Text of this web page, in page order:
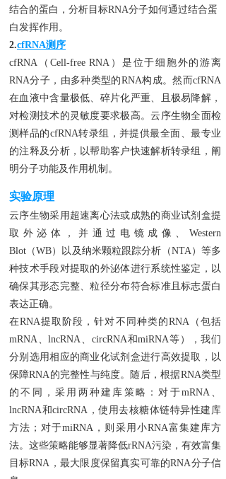
结合的蛋白，分析目标RNA分子如何通过结合蛋
白发挥作用。
2.cfRNA测序
cfRNA（Cell-free RNA）是位于细胞外的游离
RNA分子，由多种类型的RNA构成。然而cfRNA
在血液中含量极低、碎片化严重、且极易降解，
对检测技术的灵敏度要求极高。云序生物全面检
测样品的cfRNA转录组，并提供最全面、最专业
的注释及分析，以帮助客户快速解析转录组，阐
明分子功能及作用机制。
实验原理
云序生物采用超速离心法或成熟的商业试剂盒提
取外泌体，并通过电镜成像、Western
Blot（WB）以及纳米颗粒跟踪分析（NTA）等多
种技术手段对提取的外泌体进行系统性鉴定，以
确保其形态完整、粒径分布符合标准且标志蛋白
表达正确。
在RNA提取阶段，针对不同种类的RNA（包括
mRNA、lncRNA、circRNA和miRNA等），我们
分别选用相应的商业化试剂盒进行高效提取，以
保障RNA的完整性与纯度。随后，根据RNA类型
的不同，采用两种建库策略：对于mRNA、
lncRNA和circRNA，使用去核糖体链特异性建库
方法；对于miRNA，则采用小RNA富集建库方
法。这些策略能够显著降低rRNA污染，有效富集
目标RNA，最大限度保留真实可靠的RNA分子信